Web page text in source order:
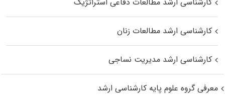
کارشناسی ارشد مطالعات زنان
کارشناسی ارشد مدیریت نساجی
معرفی گروه علوم پایه کارشناسی ارشد